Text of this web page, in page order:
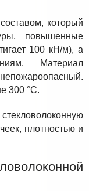
который
повышенные
100 кН/м), а
Материал
300 °С.
плотностью и